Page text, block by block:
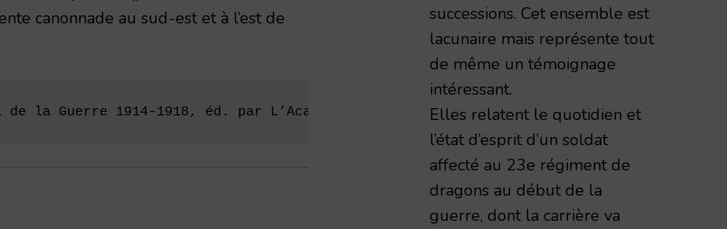
canonnade au sud-est et à l’est de
la Guerre 1914-1918, éd. par L’Académie Nationale de Reims – 1998 – TAR volume 173
successions. Cet ensemble est
lacunaire mais représente tout
de même un témoignage
intéressant.
Elles relatent le quotidien et
l’état d’esprit d’un soldat
affecté au 23e régiment de
dragons au début de la
guerre, dont la carrière va